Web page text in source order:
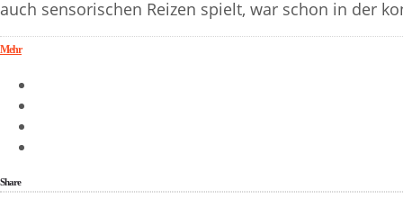
auch sensorischen Reizen spielt, war schon in der
Mehr
Share